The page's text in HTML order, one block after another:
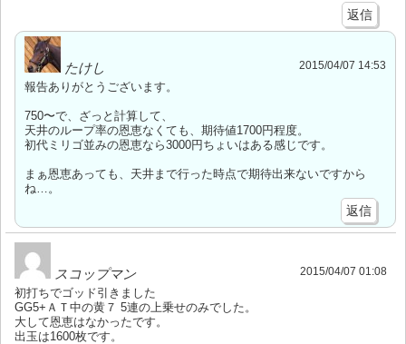
返信
たけし 2015/04/07 14:53
報告ありがとうございます。
750〜で、ざっと計算して、
天井のループ率の恩恵なくても、期待値1700円程度。
初代ミリゴ並みの恩恵なら3000円ちょいはある感じです。
まぁ恩恵あっても、天井まで行った時点で期待出来ないですから
ね…。
返信
スコップマン 2015/04/07 01:08
初打ちでゴッド引きました
GG5+ＡＴ中の黄７ 5連の上乗せのみでした。
大して恩恵はなかったです。
出玉は1600枚です。